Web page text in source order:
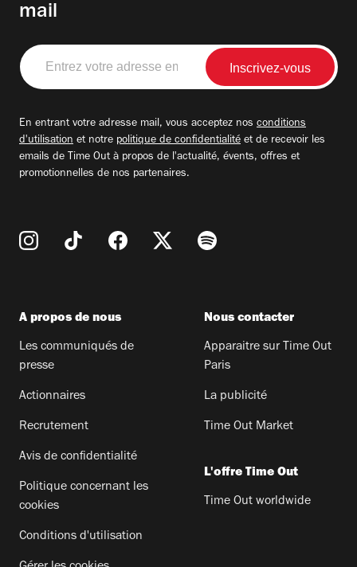
mail
Entrez
votre
adresse
En entrant votre adresse mail, vous acceptez nos conditions
d'utilisation et notre politique de confidentialité et de recevoir les
emails de Time Out à propos de l'actualité, évents, offres et
promotionnelles de nos partenaires.
A propos de nous
Les communiqués de
presse
Actionnaires
Recrutement
Avis de confidentialité
Politique concernant les
cookies
Conditions d'utilisation
Nous contacter
Apparaitre sur Time Out
Paris
La publicité
Time Out Market
L'offre Time Out
Time Out worldwide